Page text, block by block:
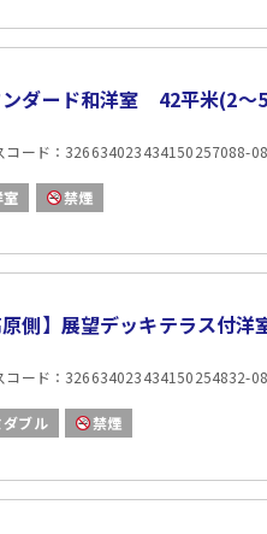
ンダード和洋室 42平米(2〜
コード：326634023434150257088-
室 禁煙
原側】展望デッキテラス付
コード：326634023434150254832-
ダブル 禁煙